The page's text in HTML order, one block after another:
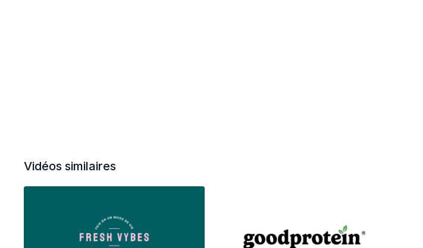
Vidéos similaires